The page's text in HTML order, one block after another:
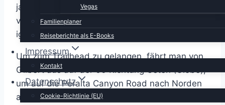
Vegas
Familienplaner
Reiseberichte als E-Books
Impressum
Kontakt
Datenschutz
Cookie-Richtlinie (EU)
jammernde Proteste bei der besten Wanderin
von allen hervorrief. Die ich aber geflissentlich
ignorierte.
Um zum Trailhead zu gelangen, fährt man von
Gilbert aus auf der 60 Richtung Osten (Globe),
um auf die Peralta Canyon Road nach Norden
abzubiegen. Nach ca. 6 Meilen auf gut